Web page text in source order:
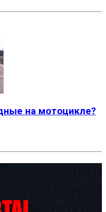
на мотоцикле?